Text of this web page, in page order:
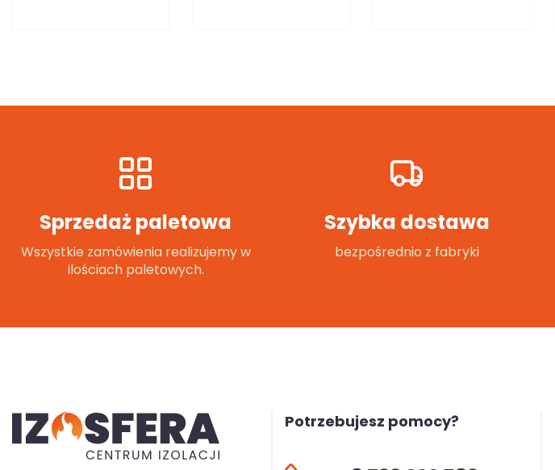
Sprzedaż paletowa
Wszystkie zamówienia realizujemy w
ilościach paletowych.
Szybka dostawa
bezpośrednio z fabryki
Potrzebujesz pomocy?